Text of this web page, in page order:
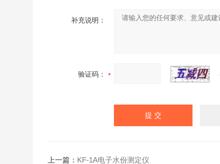
补充说明：
验证码：
上一篇： KF-1A电子水份测定仪